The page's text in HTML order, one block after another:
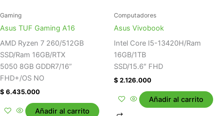
Gaming
Asus TUF Gaming A16
AMD Ryzen 7 260/512GB
SSD/Ram 16GB/RTX
5050 8GB GDDR7/16”
FHD+/OS NO
$ 6.435.000
Añadir al carrito
Computadores
Asus Vivobook
Intel Core I5-13420H/Ram
16GB/1TB
SSD/15.6″ FHD
$ 2.126.000
Añadir al carrito